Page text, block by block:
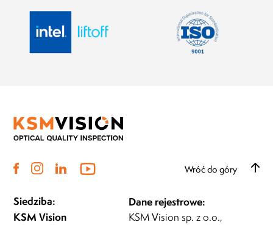
Wróć do góry
Siedziba:
KSM Vision
Dane rejestrowe:
KSM Vision sp. z o.o.,